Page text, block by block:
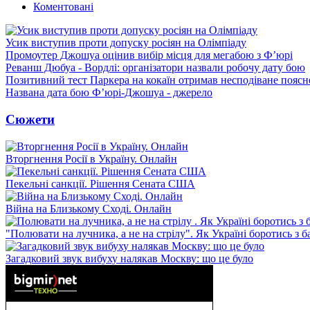
Коментовані
Усик виступив проти допуску росіян на Олімпіаду
Промоутер Джошуа оцінив вибір місця для мегабою з Ф’юрі
Реванш Дюбуа - Вордлі: організатори назвали робочу дату бою
Позитивний тест Паркера на кокаїн отримав несподіване
Названа дата бою Ф’юрі-Джошуа - джерело
Сюжети
Вторгнення Росії в Україну. Онлайн
Пекельні санкції. Рішення Сената США
Війна на Близькому Сході. Онлайн
"Полювати на лучника, а не на стрілу". Як Україні боротись з
Загадковий звук вибуху налякав Москву: що це було